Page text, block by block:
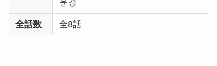
윤경
全話数 全8話